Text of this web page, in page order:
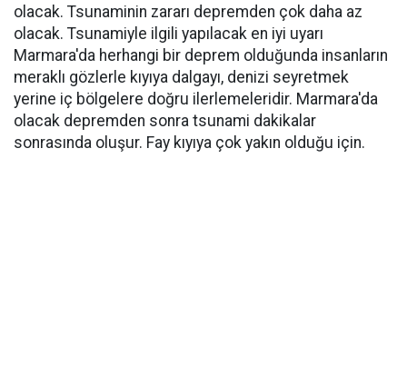
olacak. Tsunaminin zararı depremden çok daha az
olacak. Tsunamiyle ilgili yapılacak en iyi uyarı
Marmara'da herhangi bir deprem olduğunda insanların
meraklı gözlerle kıyıya dalgayı, denizi seyretmek
yerine iç bölgelere doğru ilerlemeleridir. Marmara'da
olacak depremden sonra tsunami dakikalar
sonrasında oluşur. Fay kıyıya çok yakın olduğu için.